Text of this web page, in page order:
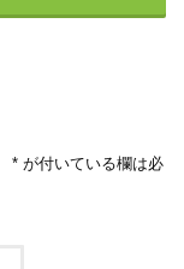
* が付いている欄は必